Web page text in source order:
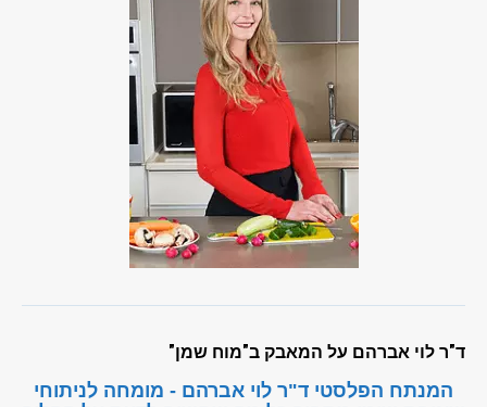
ד"ר לוי אברהם על המאבק ב"מוח שמן"
המנתח הפלסטי ד"ר לוי אברהם - מומחה לניתוחי